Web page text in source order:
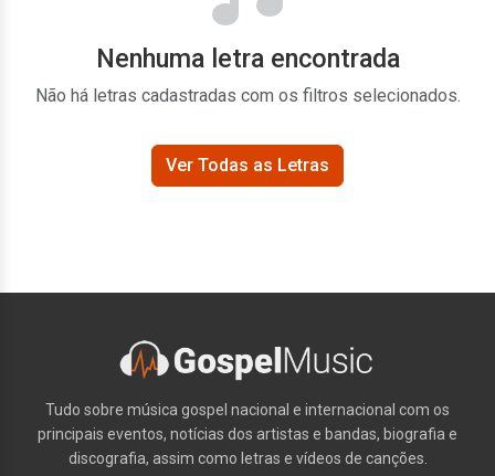
Nenhuma letra encontrada
Não há letras cadastradas com os filtros selecionados.
Ver Todas as Letras
Tudo sobre música gospel nacional e internacional com os
principais eventos, notícias dos artistas e bandas, biografia e
discografia, assim como letras e vídeos de canções.